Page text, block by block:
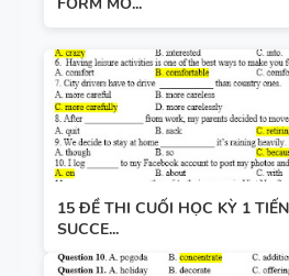
15 ĐỀ THI CUỐI HỌC KỲ 1
SUCCE...